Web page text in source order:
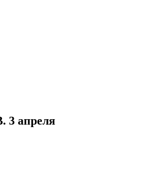
апреля